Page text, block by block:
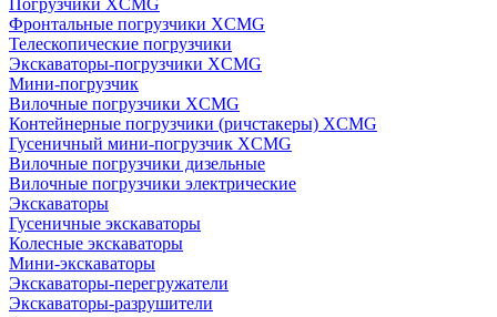
Погрузчики XCMG
Фронтальные погрузчики XCMG
Телескопические погрузчики
Экскаваторы-погрузчики XCMG
Мини-погрузчик
Вилочные погрузчики XCMG
Контейнерные погрузчики (ричстакеры) XCMG
Гусеничный мини-погрузчик XCMG
Вилочные погрузчики дизельные
Вилочные погрузчики электрические
Экскаваторы
Гусеничные экскаваторы
Колесные экскаваторы
Мини-экскаваторы
Экскаваторы-перегружатели
Экскаваторы-разрушители